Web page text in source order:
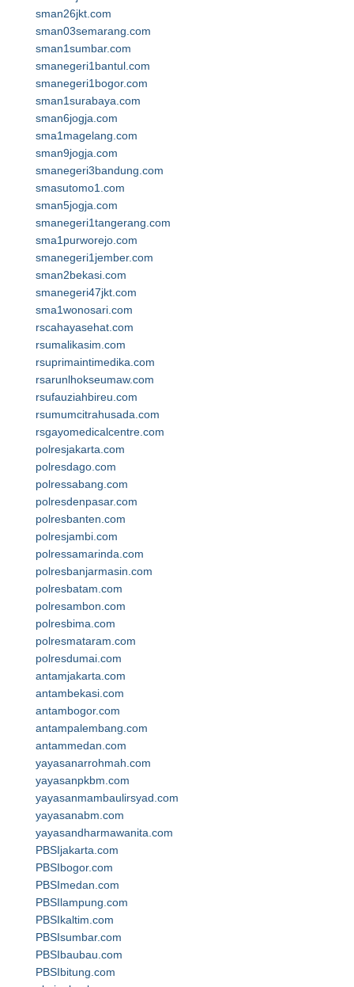
sman26jkt.com
sman03semarang.com
sman1sumbar.com
smanegeri1bantul.com
smanegeri1bogor.com
sman1surabaya.com
sman6jogja.com
sma1magelang.com
sman9jogja.com
smanegeri3bandung.com
smasutomo1.com
sman5jogja.com
smanegeri1tangerang.com
sma1purworejo.com
smanegeri1jember.com
sman2bekasi.com
smanegeri47jkt.com
sma1wonosari.com
rscahayasehat.com
rsumalikasim.com
rsuprimaintimedika.com
rsarunlhokseumaw.com
rsufauziahbireu.com
rsumumcitrahusada.com
rsgayomedicalcentre.com
polresjakarta.com
polresdago.com
polressabang.com
polresdenpasar.com
polresbanten.com
polresjambi.com
polressamarinda.com
polresbanjarmasin.com
polresbatam.com
polresambon.com
polresbima.com
polresmataram.com
polresdumai.com
antamjakarta.com
antambekasi.com
antambogor.com
antampalembang.com
antammedan.com
yayasanarrohmah.com
yayasanpkbm.com
yayasanmambaulirsyad.com
yayasanabm.com
yayasandharmawanita.com
PBSIjakarta.com
PBSIbogor.com
PBSImedan.com
PBSIlampung.com
PBSIkaltim.com
PBSIsumbar.com
PBSIbaubau.com
PBSIbitung.com